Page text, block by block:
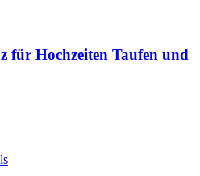
für Hochzeiten Taufen und